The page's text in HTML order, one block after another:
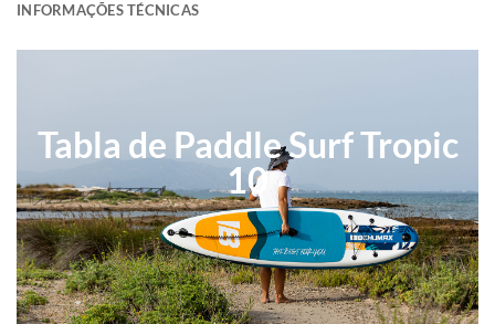
INFORMAÇÕES TÉCNICAS
Tabla de Paddle Surf Tropic
10